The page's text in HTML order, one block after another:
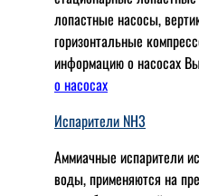
лопaстные насосы,
горизонтальные
информацию о насосах
о насосах
Испарители NH3
Аммиачные испарители
воды, применяются на